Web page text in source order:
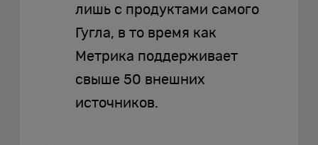
лишь с продуктами самого
Гугла, в то время как
Метрика поддерживает
свыше 50 внешних
источников.